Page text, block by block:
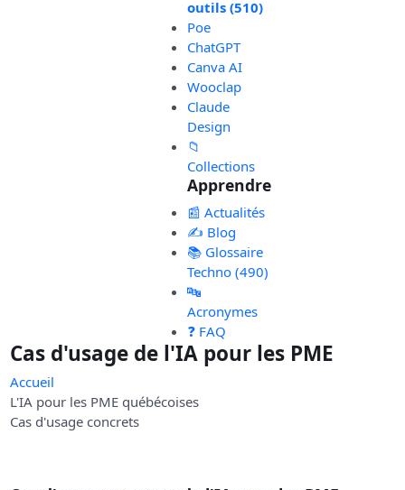
outils (510)
Poe
ChatGPT
Canva AI
Wooclap
Claude
Design
📁
Collections
Apprendre
📰 Actualités
✍️ Blog
📚 Glossaire
Techno (490)
🔤
Acronymes
❓ FAQ
Cas d'usage de l'IA pour les PME
Accueil
L'IA pour les PME québécoises
Cas d'usage concrets